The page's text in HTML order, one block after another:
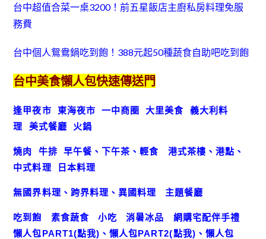
台中超值合菜一桌3200！前五星飯店主廚私房料理免服
務費
台中個人鴛鴦鍋吃到飽！388元起50種蔬食自助吧吃到飽
台中美食懶人包快速傳送門
逢甲夜市 東海夜市 一中商圈 大里美食
義大利料
理
美式餐廳 火鍋
燒肉 牛排 早午餐、下午茶、輕食
港式茶樓、港點、
中式料理
日本料理
無國界料理、跨界料理、異國料理 主題餐廳
吃到飽 素食蔬食 小吃 消暑冰品
網購宅配伴手禮
懶人包PART1(點我) 、懶人包PART2(點我) 、 懶人包